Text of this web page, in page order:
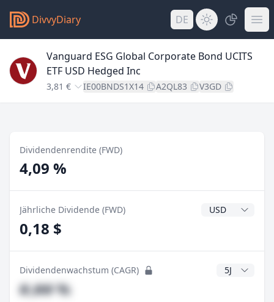
DivvyDiary DE
Vanguard ESG Global Corporate Bond UCITS
ETF USD Hedged Inc
3,81 € IE00BNDS1X14 A2QL83 V3GD
Dividendenrendite (FWD)
4,09 %
Jährliche Dividende (FWD)
0,18 $
Dividendenwachstum (CAGR) CAGR Jahre
#,## %